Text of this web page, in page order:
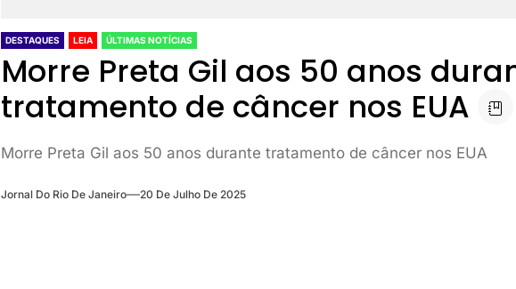
DESTAQUES LEIA ÚLTIMAS NOTÍCIAS
Morre Preta Gil aos 50 anos
tratamento de câncer nos EUA
Morre Preta Gil aos 50 anos durante tratamento de câncer nos EUA
Jornal Do Rio De Janeiro 20 De Julho De 2025